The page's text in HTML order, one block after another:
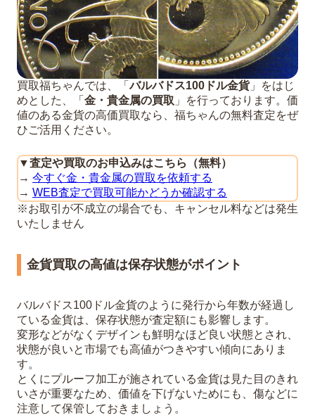
買取福ちゃんでは、「バルバドス100ドル金貨」をはじ
めとした、「 金・貴金属の買取 」を行っております。価
値のある金貨の高価買取なら、福ちゃんの無料査定をぜ
ひご活用ください。
▼査定や買取のお申込みはこちら（無料）
→ 今すぐ金・貴金属の買取を依頼する
→ WEB査定で買取可能かどうか確認する
※お取引が不成立の場合でも、キャンセル料などは発生
いたしません
金貨買取の高値は保存状態がポイント
バルバドス100ドル金貨のように発行から年数が経過し
ている金貨は、保存状態が査定額にも影響します。
変形などがなくデザインも鮮明なほど良い状態とされ、
状態が良いと市場でも高値がつきやすい傾向にありま
す。
とくにプルーフ加工が施されている金貨は見た目のきれ
いさが重要なため、価値を下げないためにも、傷などに
注意して保管しておきましょう。